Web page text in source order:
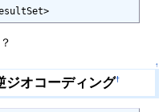
↑
ジオコーディング†